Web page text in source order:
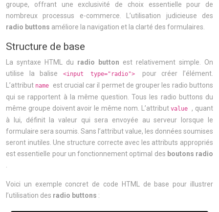
groupe, offrant une exclusivité de choix essentielle pour de
nombreux processus e-commerce. L’utilisation judicieuse des
radio buttons améliore la navigation et la clarté des formulaires.
Structure de base
La syntaxe HTML du radio button est relativement simple. On
utilise la balise <input type="radio"> pour créer l’élément.
L’attribut name
est crucial car il permet de grouper les radio buttons
qui se rapportent à la même question. Tous les radio buttons du
même groupe doivent avoir le même nom. L’attributvalue, quant
à lui, définit la valeur qui sera envoyée au serveur lorsque le
formulaire sera soumis. Sans l’attribut value, les données soumises
seront inutiles. Une structure correcte avec les attributs appropriés
est essentielle pour un fonctionnement optimal des boutons radio
Voici un exemple concret de code HTML de base pour illustrer
l’utilisation des radio buttons :